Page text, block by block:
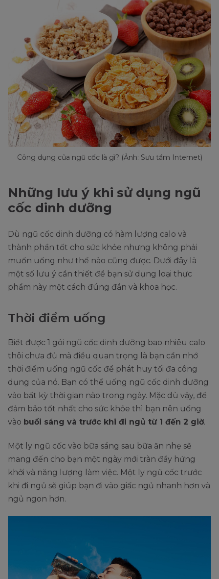
Công dụng của ngũ cốc là gì? (Ảnh: Sưu tầm Internet)
Những lưu ý khi sử dụng ngũ
cốc dinh dưỡng
Dù ngũ cốc dinh dưỡng có hàm lượng calo và
thành phần tốt cho sức khỏe nhưng không phải
muốn uống như thế nào cũng được. Dưới đây là
một số lưu ý cần thiết để bạn sử dụng loại thực
phẩm này một cách đúng đắn và khoa học.
Thời điểm uống
Biết được 1 gói ngũ cốc dinh dưỡng bao nhiêu calo
thôi chưa đủ mà điều quan trọng là bạn cần nhớ
thời điểm uống ngũ cốc để phát huy tối đa công
dụng của nó. Bạn có thể uống ngũ cốc dinh dưỡng
vào bất kỳ thời gian nào trong ngày. Mặc dù vậy, để
đảm bảo tốt nhất cho sức khỏe thì bạn nên uống
vào buổi sáng và trước khi đi ngủ từ 1 đến 2 giờ.
Một ly ngũ cốc vào bữa sáng sau bữa ăn nhẹ sẽ
mang đến cho bạn một ngày mới tràn đầy hứng
khởi và năng lượng làm việc. Một ly ngũ cốc trước
khi đi ngủ sẽ giúp bạn đi vào giấc ngủ nhanh hơn và
ngủ ngon hơn.